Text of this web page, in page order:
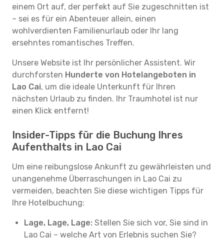
einem Ort auf, der perfekt auf Sie zugeschnitten ist
– sei es für ein Abenteuer allein, einen
wohlverdienten Familienurlaub oder Ihr lang
ersehntes romantisches Treffen.
Unsere Website ist Ihr persönlicher Assistent. Wir
durchforsten Hunderte von Hotelangeboten in
Lao Cai, um die ideale Unterkunft für Ihren
nächsten Urlaub zu finden. Ihr Traumhotel ist nur
einen Klick entfernt!
Insider-Tipps für die Buchung Ihres
Aufenthalts in Lao Cai
Um eine reibungslose Ankunft zu gewährleisten und
unangenehme Überraschungen in Lao Cai zu
vermeiden, beachten Sie diese wichtigen Tipps für
Ihre Hotelbuchung:
Lage, Lage, Lage: Stellen Sie sich vor, Sie sind in
Lao Cai – welche Art von Erlebnis suchen Sie?